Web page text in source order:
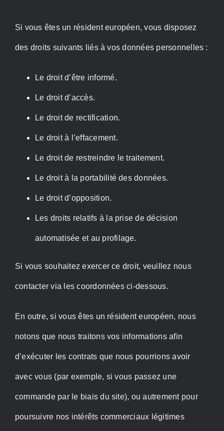
Si vous êtes un résident européen, vous disposez
des droits suivants liés à vos données personnelles :
Le droit d’être informé.
Le droit d’accès.
Le droit de rectification.
Le droit à l’effacement.
Le droit de restreindre le traitement.
Le droit à la portabilité des données.
Le droit d’opposition.
Les droits relatifs à la prise de décision
automatisée et au profilage.
Si vous souhaitez exercer ce droit, veuillez nous
contacter via les coordonnées ci-dessous.
En outre, si vous êtes un résident européen, nous
notons que nous traitons vos informations afin
d’exécuter les contrats que nous pourrions avoir
avec vous (par exemple, si vous passez une
commande par le biais du site), ou autrement pour
poursuivre nos intérêts commerciaux légitimes